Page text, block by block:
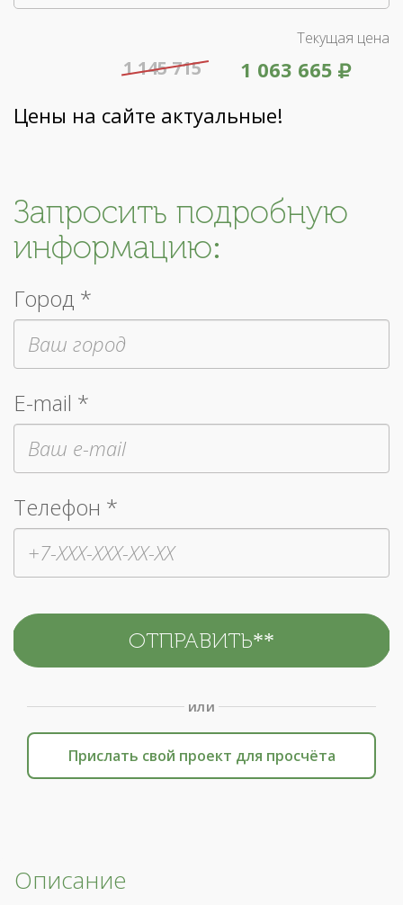
Текущая цена
1 063 665
1 145 715
Цены на сайте актуальные!
Запросить подробную
информацию:
Город *
E-mail *
Телефон *
или
Прислать свой проект для просчёта
Описание